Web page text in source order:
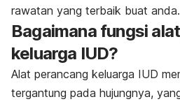
rawatan yang terbaik buat anda.
Bagaimana fungsi
keluarga IUD?
Alat perancang keluarga IUD
tergantung pada hujungnya,